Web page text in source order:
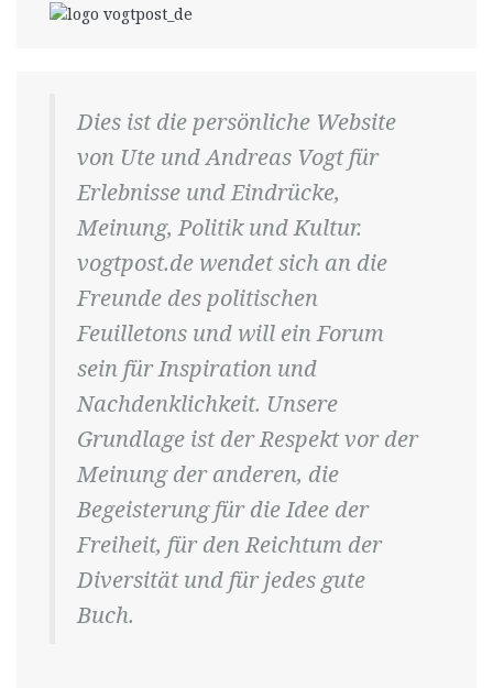
Dies ist die persönliche Website
von Ute und Andreas Vogt für
Erlebnisse und Eindrücke,
Meinung, Politik und Kultur.
vogtpost.de wendet sich an die
Freunde des politischen
Feuilletons und will ein Forum
sein für Inspiration und
Nachdenklichkeit. Unsere
Grundlage ist der Respekt vor der
Meinung der anderen, die
Begeisterung für die Idee der
Freiheit, für den Reichtum der
Diversität und für jedes gute
Buch.